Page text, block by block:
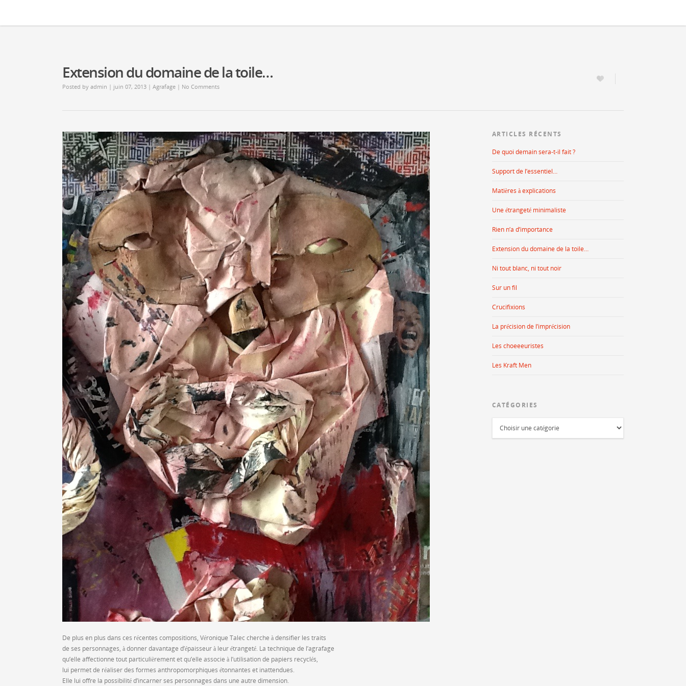
Extension du domaine de la toile…
Posted by admin | juin 07, 2013 | Agrafage | No Comments
De plus en plus dans ces récentes compositions, Véronique Talec cherche à densifier les traits
de ses personnages, à donner davantage d’épaisseur à leur étrangeté. La technique de l’agrafage
qu’elle affectionne tout particulièrement et qu’elle associe à l’utilisation de papiers recyclés,
lui permet de réaliser des formes anthropomorphiques étonnantes et inattendues.
Elle lui offre la possibilité d’incarner ses personnages dans une autre dimension.
ARTICLES RÉCENTS
De quoi demain sera-t-il fait ?
Support de l’essentiel…
Matières à explications
Une étrangeté minimaliste
Rien n’a d’importance
Extension du domaine de la toile…
Ni tout blanc, ni tout noir
Sur un fil
Crucifixions
La précision de l’imprécision
Les choeeeuristes
Les Kraft Men
CATÉGORIES